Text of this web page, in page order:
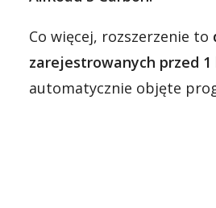
Co więcej, rozszerzenie to
zarejestrowanych przed 1
automatycznie objęte